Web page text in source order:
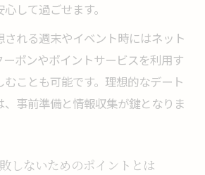
割引を活かす居酒屋デート術
て居酒屋デートを快適に楽しむ
して過ごせます。
される週末やイベント時にはネット
ポンやポイントサービスを利用す
ことも可能です。理想的なデート
、事前準備と情報収集が鍵となりま
しないためのポイントとは